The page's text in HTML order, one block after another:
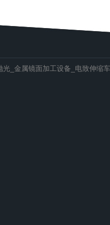
光_金属镜面加工设备_电致